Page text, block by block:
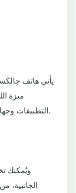
ميزة
التطبيقات وجهات الاتصال الأكثر استخداماً بلمسة واحدة.
ويُمكنك